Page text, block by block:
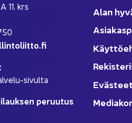
11. krs
​sivulta
pe­ruu­tus
Alan
Eväs­teet